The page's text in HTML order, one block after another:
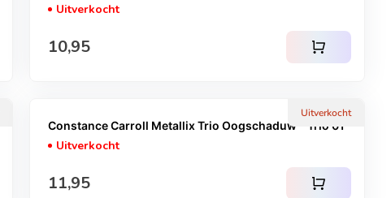
Uitverkocht
Normale prijs
10,95 shopping_cart
Uitverkocht
Constance Carroll Metallix Trio Oogschaduw - Trio 01
Uitverkocht
Normale prijs
11,95 shopping_cart